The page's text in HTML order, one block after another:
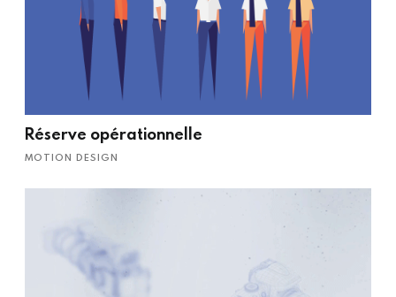
Réserve opérationnelle
MOTION DESIGN